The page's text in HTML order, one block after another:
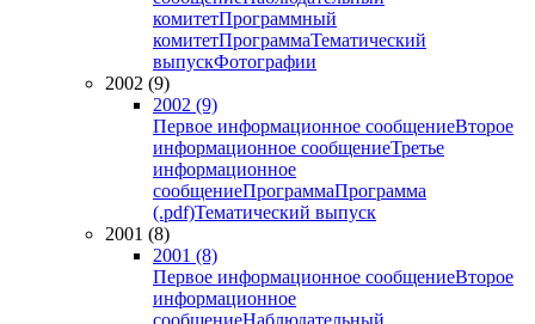
комитетПрограммный
комитетПрограммаТематический
выпускФотографии
2002 (9)
2002 (9)
Первое информационное сообщениеВторое
информационное сообщениеТретье
информационное
сообщениеПрограммаПрограмма
(.pdf)Тематический выпуск
2001 (8)
2001 (8)
Первое информационное сообщениеВторое
информационное
сообщениеНаблюдательный